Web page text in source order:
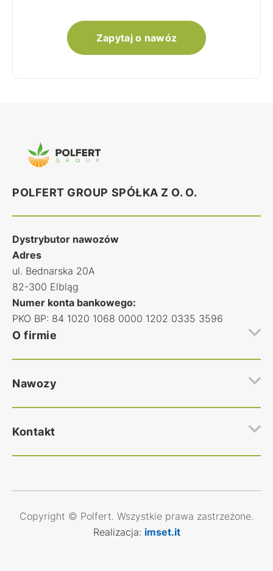
Zapytaj o nawóz
POLFERT GROUP SPÓŁKA Z O. O.
Dystrybutor nawozów
Adres
ul. Bednarska 20A
82-300 Elbląg
Numer konta bankowego:
PKO BP: 84 1020 1068 0000 1202 0335 3596
O firmie
Hurtownia nawozów rolniczych Polfert
Polityka prywatności
Najczęstsze pytania
Kontakt
Nawozy
Nawozy Azotowe
Nawozy Fosforan amonu
Wszystkie nawozy
Kontakt
zakupy@polfert.com.pl
Sekretariat oraz Księgowość:
+48 510 810 661
Copyright © Polfert. Wszystkie prawa zastrzeżone.
Realizacja: imset.it